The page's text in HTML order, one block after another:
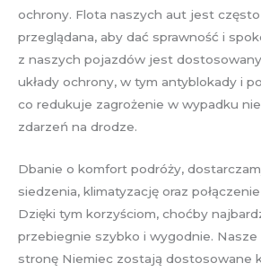
ochrony. Flota naszych aut jest często
przeglądana, aby dać sprawność i
z naszych pojazdów jest
układy ochrony, w tym antyblokady i
co redukuje zagrożenie w wypadku
zdarzeń na drodze.
Dbanie o komfort podróży,
siedzenia, klimatyzację oraz
Dzięki tym korzyściom, choćby
przebiegnie szybko i wygodnie.
stronę Niemiec zostają dostosowane